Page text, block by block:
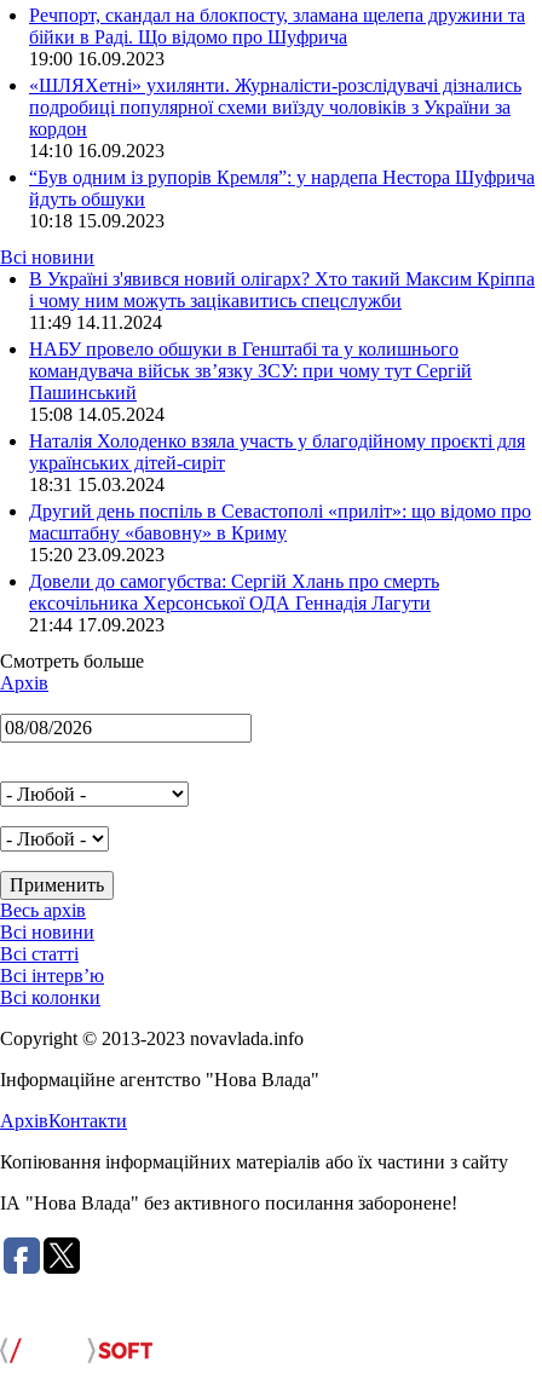
Речпорт, скандал на блокпосту, зламана щелепа дружини та
бійки в Раді. Що відомо про Шуфрича
19:00 16.09.2023
«ШЛЯХетні» ухилянти. Журналісти-розслідувачі дізнались
подробиці популярної схеми виїзду чоловіків з України за
кордон
14:10 16.09.2023
“Був одним із рупорів Кремля”: у нардепа Нестора Шуфрича
йдуть обшуки
10:18 15.09.2023
Всі новини
В Україні з'явився новий олігарх? Хто такий Максим Кріппа
і чому ним можуть зацікавитись спецслужби
11:49 14.11.2024
НАБУ провело обшуки в Генштабі та у колишнього
командувача військ зв’язку ЗСУ: при чому тут Сергій
Пашинський
15:08 14.05.2024
Наталія Холоденко взяла участь у благодійному проєкті для
українських дітей-сиріт
18:31 15.03.2024
Другий день поспіль в Севастополі «приліт»: що відомо про
масштабну «бавовну» в Криму
15:20 23.09.2023
Довели до самогубства: Сергій Хлань про смерть
ексочільника Херсонської ОДА Геннадія Лагути
21:44 17.09.2023
Смотреть больше
Архів
Весь архів
Всі новини
Всі статті
Всі інтерв’ю
Всі колонки
Copyright © 2013-2023 novavlada.info
Інформаційне агентство "Нова Влада"
АрхівКонтакти
Копіювання інформаційних матеріалів або їх частини з сайту
ІА "Нова Влада" без активного посилання заборонене!